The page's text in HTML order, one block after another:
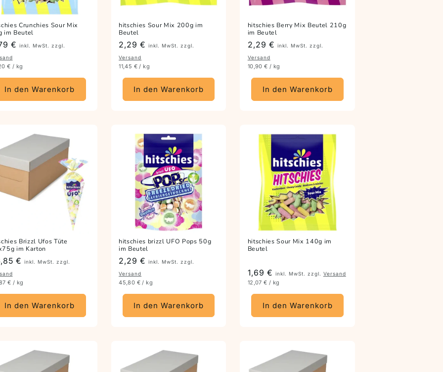
Crunchies Sour Mix
im Beutel
€ inkl. MwSt. zzgl.
€ / kg
In den Warenkorb
hitschies Sour Mix 200g im
Beutel
Preis
2,29 €inkl. MwSt. zzgl.
Versand
11,45 € / kg
In den Warenkorb
hitschies Berry Mix Beutel 210g
im Beutel
Preis
2,29 € inkl. MwSt. zzgl.
Versand
10,90 € / kg
In den Warenkorb
Brizzl Ufos Tüte
im Karton
€ inkl. MwSt. zzgl.
€ / kg
In den Warenkorb
hitschies brizzl UFO Pops 50g
im Beutel
Preis
2,29 €inkl. MwSt. zzgl.
Versand
45,80 € / kg
In den Warenkorb
hitschies Sour Mix 140g im
Beutel
Preis
1,69 € inkl. MwSt. zzgl. Versand
12,07 € / kg
In den Warenkorb